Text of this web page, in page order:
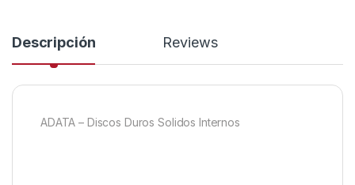
Descripción Reviews
ADATA – Discos Duros Solidos Internos